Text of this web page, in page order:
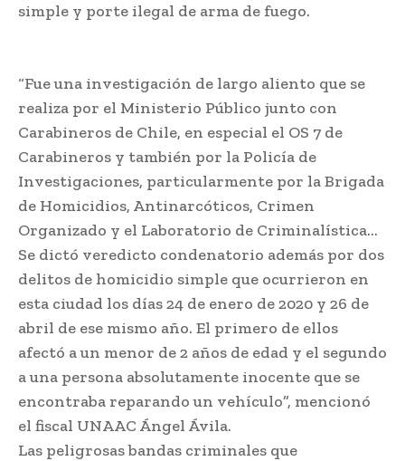
simple y porte ilegal de arma de fuego.
“Fue una investigación de largo aliento que se
realiza por el Ministerio Público junto con
Carabineros de Chile, en especial el OS 7 de
Carabineros y también por la Policía de
Investigaciones, particularmente por la Brigada
de Homicidios, Antinarcóticos, Crimen
Organizado y el Laboratorio de Criminalística…
Se dictó veredicto condenatorio además por dos
delitos de homicidio simple que ocurrieron en
esta ciudad los días 24 de enero de 2020 y 26 de
abril de ese mismo año. El primero de ellos
afectó a un menor de 2 años de edad y el segundo
a una persona absolutamente inocente que se
encontraba reparando un vehículo”, mencionó
el fiscal UNAAC Ángel Ávila.
Las peligrosas bandas criminales que